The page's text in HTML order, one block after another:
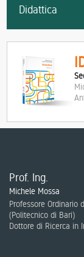
Didattica
Prof. Ing.
Michele Mossa
Professore Ordinario
(Politecnico di Bari)
Dottore di Ricerca in